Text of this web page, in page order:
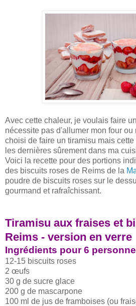
Avec cette chaleur, je voulais faire
nécessite pas d'allumer mon four ou
choisi de faire un tiramisu mais
les dernières sûrement dans ma
Voici la recette pour des portions
des biscuits roses de Reims de la
poudre de biscuits roses sur le
gourmand et rafraîchissant.
Tiramisu aux fraises et
Reims - version en verre
Ingrédients pour 6
12-15 biscuits roses
2 œufs
30 g de sucre glace
200 g de mascarpone
100 ml de jus de framboises (ou